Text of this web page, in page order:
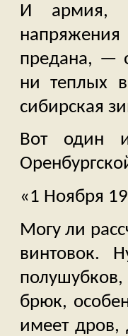
И армия,
предана, —
ни теплых
сибирская
Вот один
«1 Ноября
Могу ли
винтовок.
брюк,
имеет дров,